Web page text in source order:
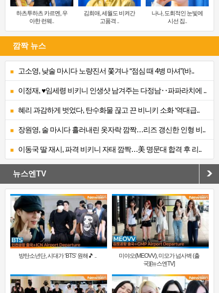
하츠투하츠 카르멘, 우
아한 런웨..
김희애, 세월도 비켜간
고품격 ..
나나, 도회적인 눈빛에
시선 집..
깜짝 뉴스
고소영, 낮술 마시다 노량진서 쫓겨나 “점심 때 4병 마셔”(바..
이정재, ♥임세령 비키니 인생샷 남겨주는 다정남‥파파라치에 ..
혜리 과감하게 벗었다, 탄수화물 끊고 끈 비니키 소화 ‘역대급..
장원영, 술 마시다 흘러내린 옷자락 깜짝…리즈 갱신한 인형 비..
이동국 딸 재시, 파격 비키니 자태 깜짝…美 명문대 합격 후 리..
뉴스엔TV
방탄소년단, 시대가 ‘BTS’ 원해🎵 ..
미야오(MEOVV), 미모가 넘사벽 (출
국)[뉴스엔TV]